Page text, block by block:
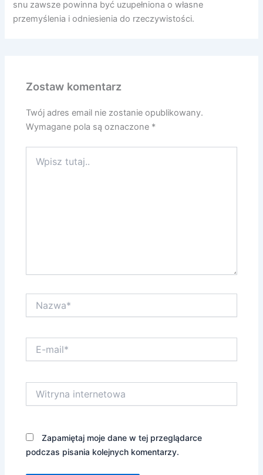
snu zawsze powinna być uzupełniona o własne
przemyślenia i odniesienia do rzeczywistości.
Zostaw komentarz
Twój adres email nie zostanie opublikowany.
Wymagane pola są oznaczone *
tutaj..
mail*
internetowa
Zapamiętaj moje dane w tej przeglądarce
podczas pisania kolejnych komentarzy.